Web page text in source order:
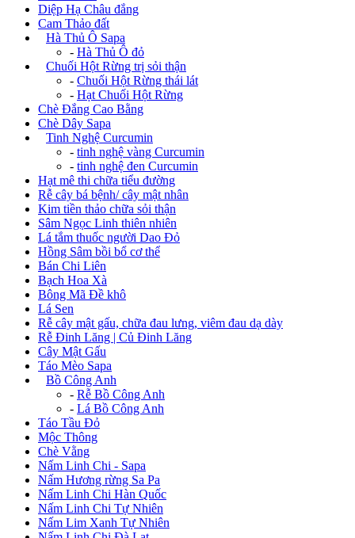
Diệp Hạ Châu đắng
Cam Thảo đất
Hà Thủ Ô Sapa
- Hà Thủ Ô đỏ
Chuối Hột Rừng trị sỏi thận
- Chuối Hột Rừng thái lát
- Hạt Chuối Hột Rừng
Chè Đắng Cao Bằng
Chè Dây Sapa
Tinh Nghệ Curcumin
- tinh nghệ vàng Curcumin
- tinh nghệ đen Curcumin
Hạt mê thi chữa tiểu đường
Rễ cây bá bệnh/ cây mật nhân
Kim tiền thảo chữa sỏi thận
Sâm Ngọc Linh thiên nhiên
Lá tắm thuốc người Dao Đỏ
Hồng Sâm bồi bổ cơ thể
Bán Chi Liên
Bạch Hoa Xà
Bông Mã Đề khô
Lá Sen
Rễ cây mật gấu, chữa đau lưng, viêm đau dạ dày
Rễ Đinh Lăng | Củ Đinh Lăng
Cây Mật Gấu
Táo Mèo Sapa
Bồ Công Anh
- Rễ Bồ Công Anh
- Lá Bồ Công Anh
Táo Tầu Đỏ
Mộc Thông
Chè Vằng
Nấm Linh Chi - Sapa
Nấm Hương rừng Sa Pa
Nấm Linh Chi Hàn Quốc
Nấm Linh Chi Tự Nhiên
Nấm Lim Xanh Tự Nhiên